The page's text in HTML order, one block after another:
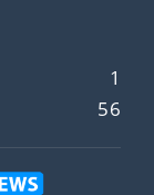
1
56